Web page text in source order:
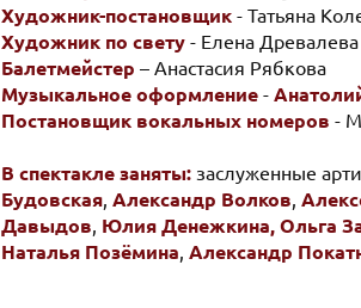
Художник-постановщик - Татьяна
Художник по свету - Елена
Балетмейстер – Анастасия Рябкова
Музыкальное оформление -
Постановщик вокальных номеров -
В спектакле заняты: заслуженные
Будовская, Александр Волков,
Давыдов, Юлия Денежкина, Ольга
Наталья Позёмина, Александр